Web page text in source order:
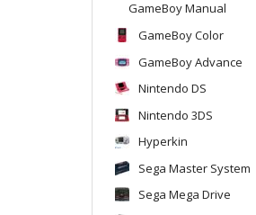
GameBoy Manual
GameBoy Color
GameBoy Advance
Nintendo DS
Nintendo 3DS
Hyperkin
Sega Master System
Sega Mega Drive